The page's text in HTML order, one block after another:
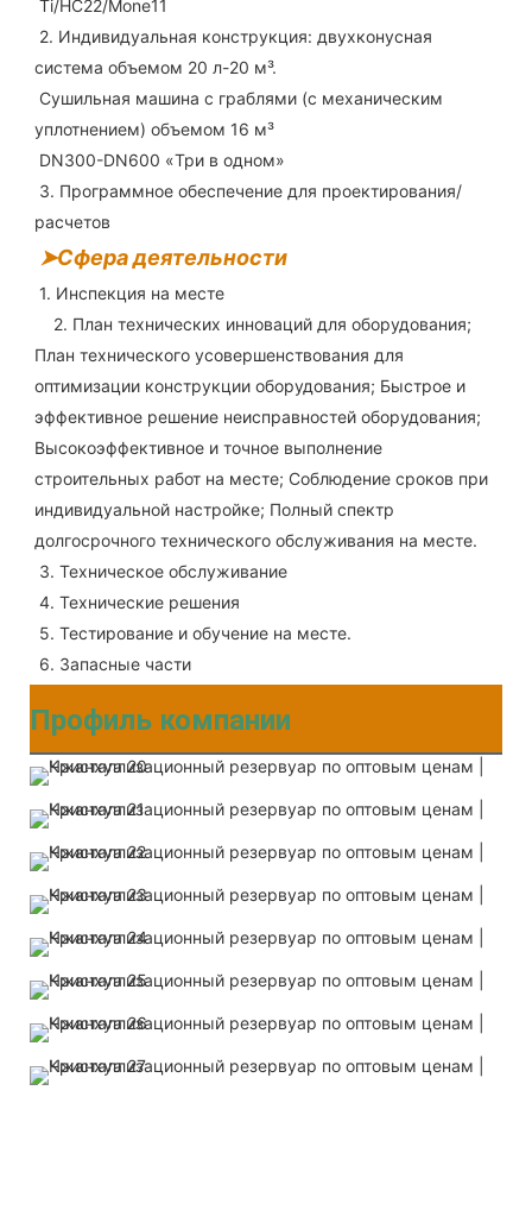
Ti/HC22/Mone11
2. Индивидуальная конструкция: двухконусная
система объемом 20 л-20 м³.
Сушильная машина с граблями (с механическим
уплотнением) объемом 16 м³
DN300-DN600 «Три в одном»
3. Программное обеспечение для проектирования/
расчетов
➤Сфера деятельности
1. Инспекция на месте
   2.
План технических инноваций для оборудования;
План технического усовершенствования для
оптимизации конструкции оборудования; Быстрое и
эффективное решение неисправностей оборудования;
Высокоэффективное и точное выполнение
строительных работ на месте; Соблюдение сроков при
индивидуальной настройке; Полный спектр
долгосрочного технического обслуживания на месте.
3. Техническое обслуживание
4. Технические решения
5. Тестирование и обучение на месте.
6. Запасные части
Профиль компании